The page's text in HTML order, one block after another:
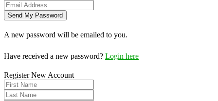
A new password will be emailed to you.
Have received a new password? Login here
Register New Account